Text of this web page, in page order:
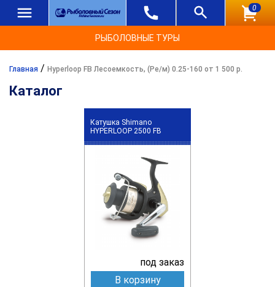
0
РЫБОЛОВНЫЕ ТУРЫ
Главная / Hyperloop FB Лесоемкость, (Ре/м) 0.25-160 от 1 500 р.
Каталог
Катушка Shimano
HYPERLOOP 2500 FB
под заказ
В корзину